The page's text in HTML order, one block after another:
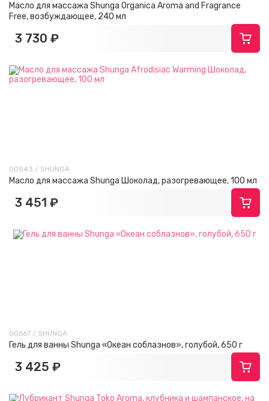
Масло для массажа Shunga Organica Aroma and Fragrance
Free, возбуждающее, 240 мл
3 730 ₽
00543 / SHUNGA
Масло для массажа Shunga Шоколад, разогревающее, 100 мл
3 451 ₽
00667 / SHUNGA
Гель для ванны Shunga «Океан соблазнов», голубой, 650 г
3 425 ₽